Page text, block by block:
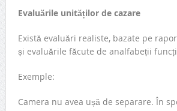
Evaluările unităților de cazare
Există evaluări realiste, bazate pe
și evaluările făcute de analfabeții
Exemple:
Camera nu avea ușă de separare. În